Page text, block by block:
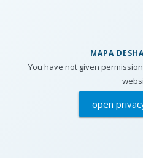
MAPA
You have not given
open